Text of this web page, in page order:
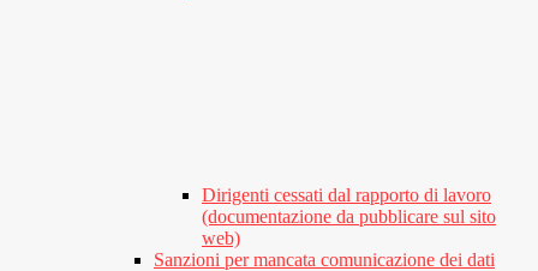
Dirigenti cessati dal rapporto di lavoro
(documentazione da pubblicare sul sito
web)
Sanzioni per mancata comunicazione dei dati